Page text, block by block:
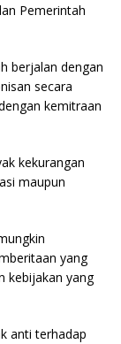
Pemerintah
berjalan dengan
secara
kemitraan
kekurangan
maupun
yang
kebijakan yang
anti terhadap